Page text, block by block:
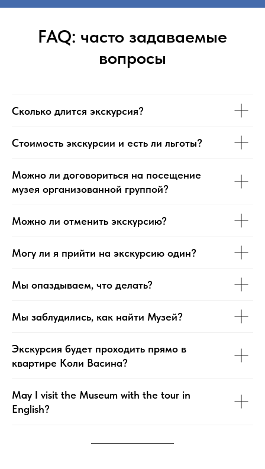
FAQ: часто задаваемые
вопросы
Сколько длится экскурсия?
Стоимость экскурсии и есть ли льготы?
Можно ли договориться на посещение
музея организованной группой?
Можно ли отменить экскурсию?
Могу ли я прийти на экскурсию один?
Мы опаздываем, что делать?
Мы заблудились, как найти Музей?
Экскурсия будет проходить прямо в
квартире Коли Васина?
May I visit the Museum with the tour in
English?